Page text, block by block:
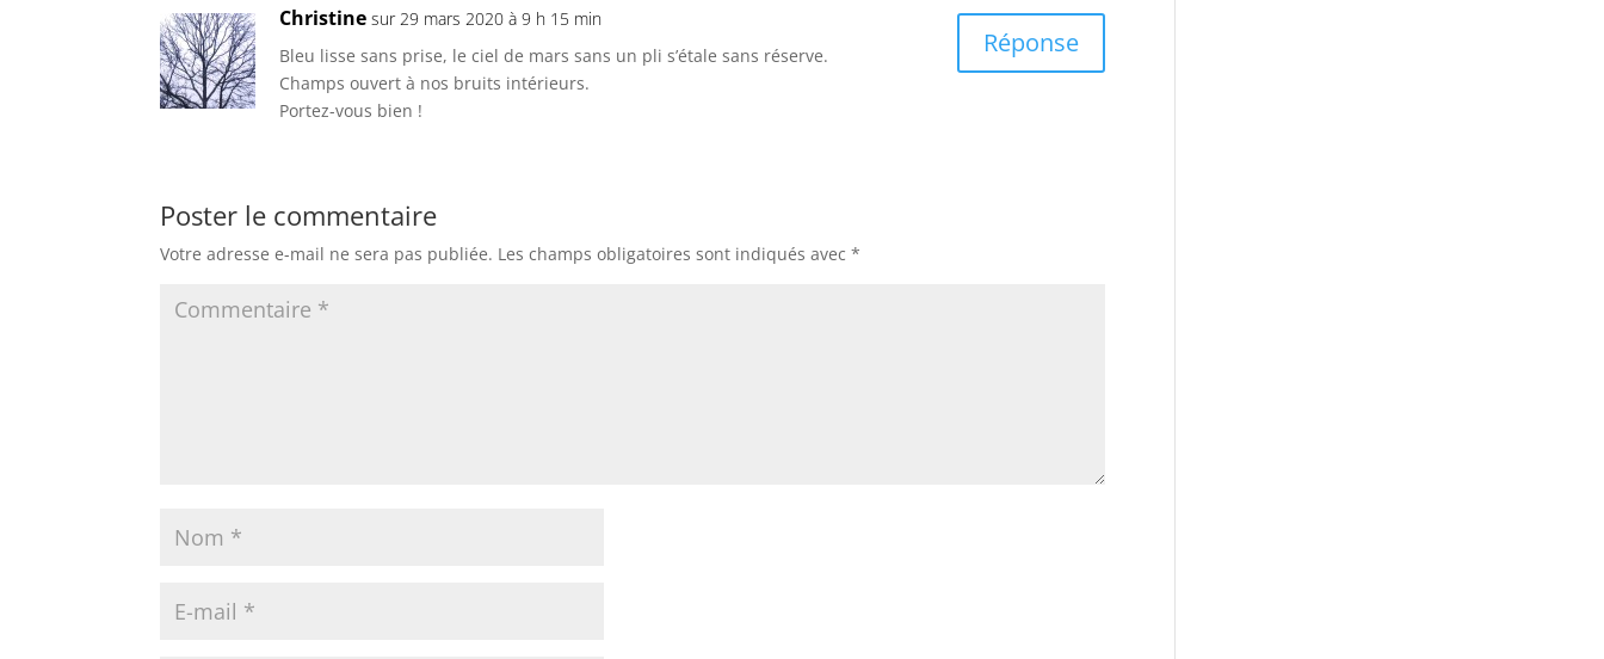
Christine sur 29 mars 2020 à 9 h 15 min
Bleu lisse sans prise, le ciel de mars sans un pli s’étale sans réserve.
Champs ouvert à nos bruits intérieurs.
Portez-vous bien !
Réponse
Poster le commentaire
Votre adresse e-mail ne sera pas publiée. Les champs obligatoires sont indiqués avec*